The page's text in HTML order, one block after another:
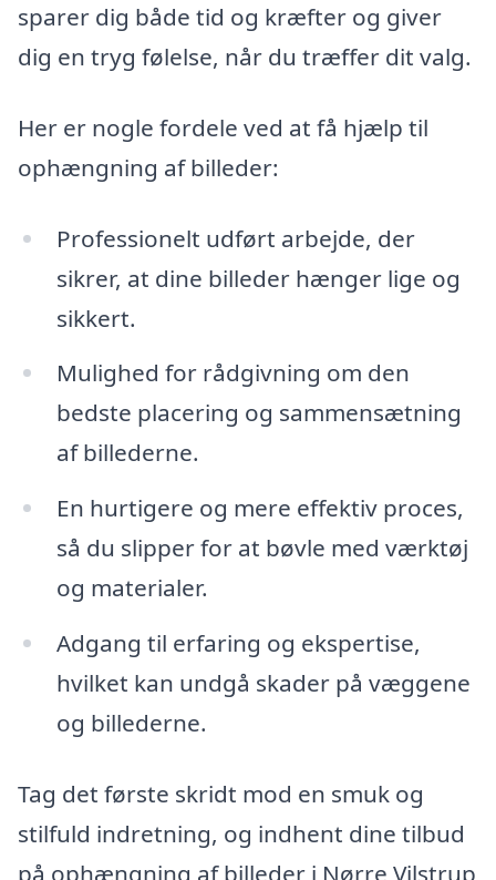
sparer dig både tid og kræfter og giver
dig en tryg følelse, når du træffer dit valg.
Her er nogle fordele ved at få hjælp til
ophængning af billeder:
Professionelt udført arbejde, der
sikrer, at dine billeder hænger lige og
sikkert.
Mulighed for rådgivning om den
bedste placering og sammensætning
af billederne.
En hurtigere og mere effektiv proces,
så du slipper for at bøvle med værktøj
og materialer.
Adgang til erfaring og ekspertise,
hvilket kan undgå skader på væggene
og billederne.
Tag det første skridt mod en smuk og
stilfuld indretning, og indhent dine tilbud
på ophængning af billeder i Nørre Vilstrup